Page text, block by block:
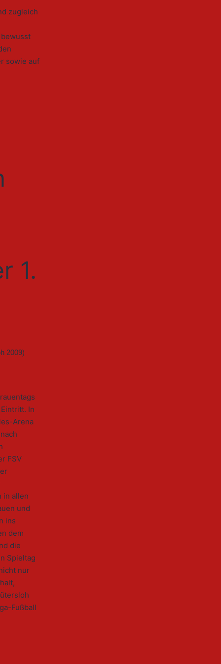
zugleich
sowie auf
1.
In
Arena
FSV
in allen
und
ins
dem
die
Spieltag
nur
Fußball